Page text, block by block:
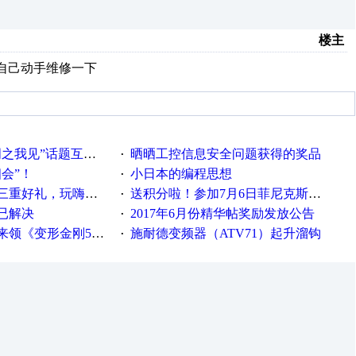
楼主
己动手维修一下
互动获奖名单发布公告 ·
晒晒工控信息安全问题获得的奖品
”！
· 小日本的编程思想
礼，玩嗨夏日！
· 送积分啦！参加7月6日菲尼克斯在线研讨会即得
解决
·
2017年6月份精华帖奖励发放公告
变形金刚5》观影券
· 施耐德变频器（ATV71）起升溜钩